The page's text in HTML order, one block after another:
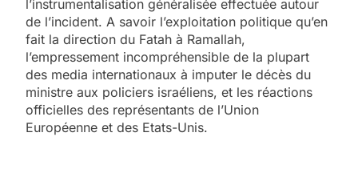
l’instrumentalisation généralisée effectuée autour
de l’incident. A savoir l’exploitation politique qu’en
fait la direction du Fatah à Ramallah,
l’empressement incompréhensible de la plupart
des media internationaux à imputer le décès du
ministre aux policiers israéliens, et les réactions
officielles des représentants de l’Union
Européenne et des Etats-Unis.